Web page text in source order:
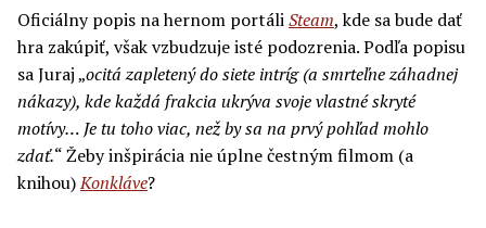
Oficiálny popis na hernom portáliSteam, kde sa bude dať
hra zakúpiť, však vzbudzuje isté podozrenia. Podľa popisu
sa Juraj „ocitá zapletený do siete intríg (a smrteľne záhadnej
nákazy), kde každá frakcia ukrýva svoje vlastné skryté
motívy… Je tu toho viac, než by sa na prvý pohľad mohlo
zdať.“ Žeby inšpirácia nie úplne čestným filmom (a
knihou)Konkláve?